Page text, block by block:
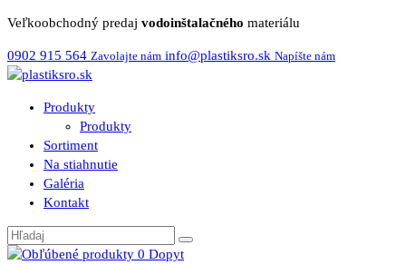
Veľkoobchodný predaj vodoinštalačného materiálu
0902 915 564 Zavolajte nám info@plastiksro.sk Napíšte nám
Produkty
Produkty
Sortiment
Na stiahnutie
Galéria
Kontakt
0 Dopyt